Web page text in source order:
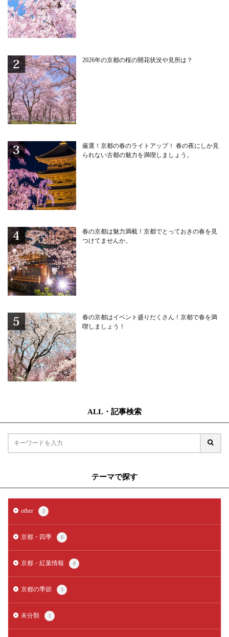
2026年の京都の桜の開花状況や見所は？
厳選！京都の春のライトアップ！ 春の夜にしか見
られない古都の魅力を満喫しましょう。
春の京都は魅力満載！京都でとっておきの春を見
つけてませんか。
春の京都はイベント盛りだくさん！京都で春を満
喫しましょう！
ALL・記事検索
テーマで探す
other 3
京都・四季 6
京都・紅葉情報 8
京都の季節 3
未分類 1